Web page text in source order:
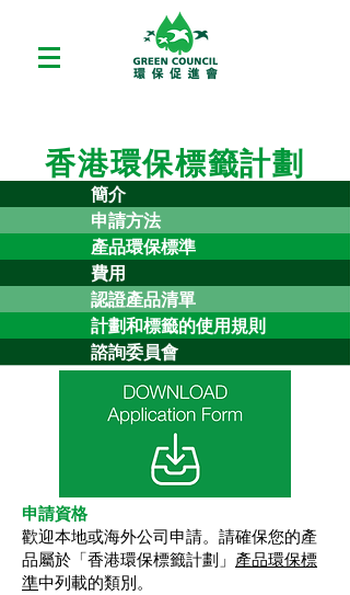
香港環保標籤計劃
簡介
申請方法
產品環保標準
費用
認證產品清單
計劃和標籤的使用規則
諮詢委員會
申請資格
歡迎本地或海外公司申請。請確保您的產
品屬於「香港環保標籤計劃」 產品環保標
準中列載的類別。